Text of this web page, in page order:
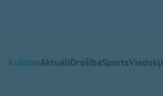
KultūraAktuāliDrošībaSportsViedokļi